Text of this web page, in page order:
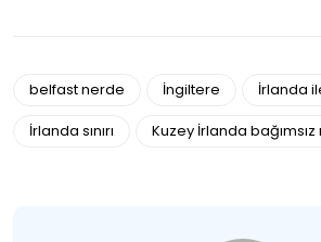
belfast nerde İngiltere
İrlanda
İrlanda sınırı
Kuzey İrlanda bağımsız